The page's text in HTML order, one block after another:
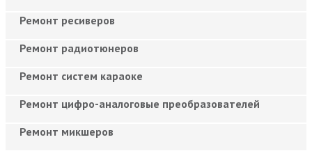
Ремонт ресиверов
Ремонт радиотюнеров
Ремонт систем караоке
Ремонт цифро-аналоговые преобразователей
Ремонт микшеров